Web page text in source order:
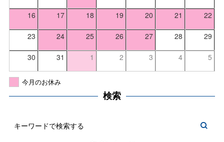
16 17 18 19 20 21 22
23 24 25 26 27 28 29
30 31 1 2 3 4 5
今月のお休み
検索